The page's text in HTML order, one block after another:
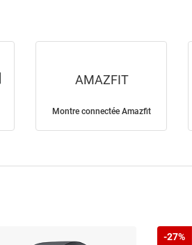
AMAZFIT
Montre connectée Amazfit
-27%